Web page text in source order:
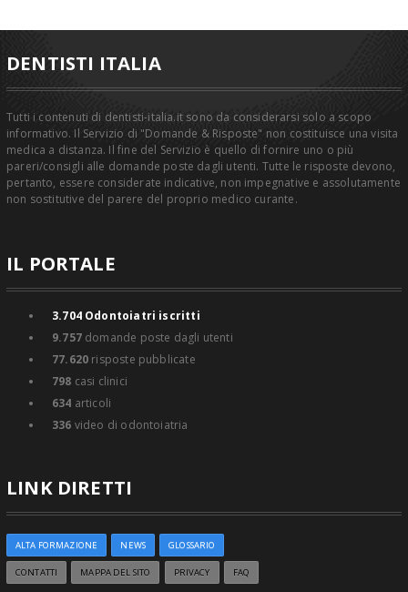
DENTISTI ITALIA
Tutti i contenuti di dentisti-italia.it sono da considerarsi solo a scopo
informativo. Il Servizio di "Domande & Risposte" non costituisce una visita
medica a distanza. Il fine del Servizio è quello di fornire uno o più
pareri/consigli alle domande poste dagli utenti. Tutte le risposte devono,
pertanto, essere considerate indicative, non impegnative e assolutamente
non sostitutive del parere del proprio medico curante.
IL PORTALE
3.704Odontoiatri iscritti
9.757domande poste dagli utenti
77.620 risposte pubblicate
798 casi clinici
634 articoli
336 video di odontoiatria
LINK DIRETTI
ALTA FORMAZIONE NEWS GLOSSARIO
CONTATTI MAPPA DEL SITO PRIVACY FAQ